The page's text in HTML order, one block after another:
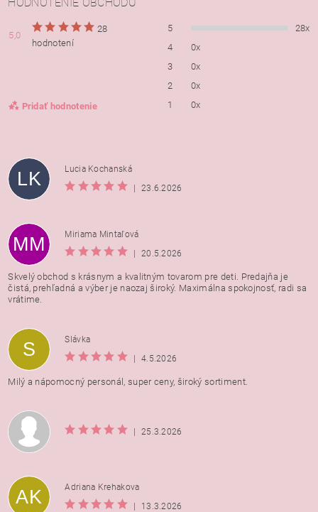
5,0
28
hodnotení
Pridať hodnotenie
5
28x
4
0x
3
0x
2
0x
1
0x
Vložením hodnotenie súhlasíte s
osobných údajov
LK
Lucia Kochanská
|
23.6.2026
MM
Miriama Mintaľová
|
20.5.2026
Skvelý obchod s krásnym a kvalitným tovarom pre deti. Predajňa je
čistá, prehľadná a výber je naozaj široký. Maximálna spokojnosť, radi sa
vrátime.
S
Slávka
|
4.5.2026
Milý a nápomocný personál, super ceny, široký sortiment.
| 25.3.2026
AK
Adriana Krehakova
|
13.3.2026